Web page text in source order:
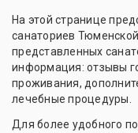
На этой странице
санаториев
представленных
информация: отзывы
проживания,
лечебные процедуры.
Для более удобного